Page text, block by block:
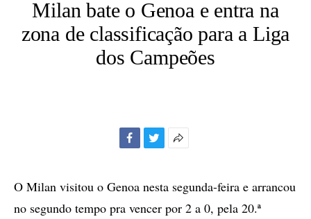
Milan bate o Genoa e entra na
zona de classificação para a Liga
dos Campeões
compartilhamento
O Milan visitou o Genoa nesta segunda-feira e arrancou
no segundo tempo pra vencer por 2 a 0, pela 20.ª